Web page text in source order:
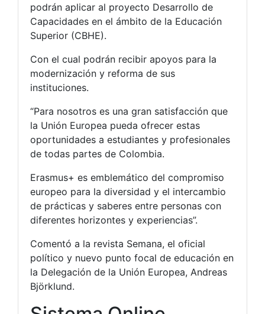
podrán aplicar al proyecto Desarrollo de
Capacidades en el ámbito de la Educación
Superior (CBHE).
Con el cual podrán recibir apoyos para la
modernización y reforma de sus
instituciones.
“Para nosotros es una gran satisfacción que
la Unión Europea pueda ofrecer estas
oportunidades a estudiantes y profesionales
de todas partes de Colombia.
Erasmus+ es emblemático del compromiso
europeo para la diversidad y el intercambio
de prácticas y saberes entre personas con
diferentes horizontes y experiencias”.
Comentó a la revista Semana, el oficial
político y nuevo punto focal de educación en
la Delegación de la Unión Europea, Andreas
Björklund.